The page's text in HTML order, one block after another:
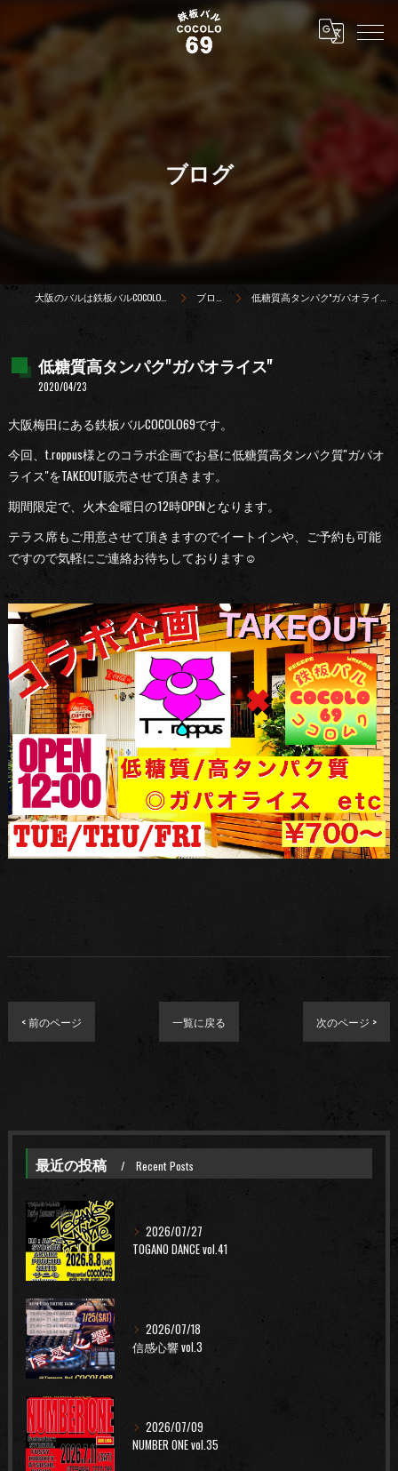
ブログ
大阪のバルは鉄板バルCOCOLO69 ブログ 低糖質高タンパク''ガパオライス''
低糖質高タンパク''ガパオライス''
2020/04/23
大阪梅田にある鉄板バルCOCOLO69です。
今回、t.roppus様とのコラボ企画でお昼に低糖質高タンパク質''ガパオ
ライス''をTAKEOUT販売させて頂きます。
期間限定で、火木金曜日の12時OPENとなります。
テラス席もご用意させて頂きますのでイートインや、ご予約も可能
ですので気軽にご連絡お待ちしております☺︎
< 前のページ 一覧に戻る 次のページ >
最近の投稿 Recent Posts
2026/07/27
TOGANO DANCE vol.41
2026/07/18
信感心響 vol.3
2026/07/09
NUMBER ONE vol.35